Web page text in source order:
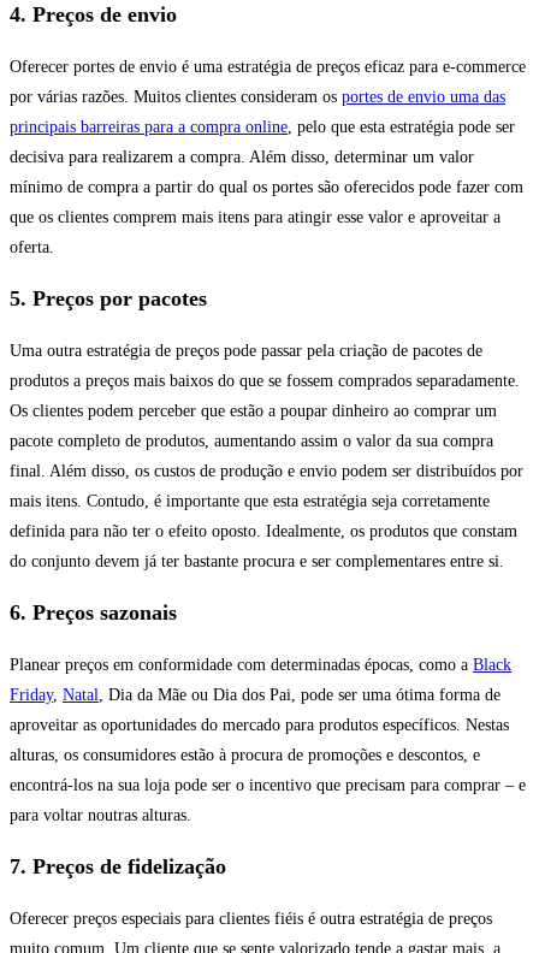
4. Preços de envio
Oferecer portes de envio é uma estratégia de preços eficaz para e-commerce
por várias razões. Muitos clientes consideram os portes de envio uma das
principais barreiras para a compra online , pelo que esta estratégia pode ser
decisiva para realizarem a compra. Além disso, determinar um valor
mínimo de compra a partir do qual os portes são oferecidos pode fazer com
que os clientes comprem mais itens para atingir esse valor e aproveitar a
oferta.
5. Preços por pacotes
Uma outra estratégia de preços pode passar pela criação de pacotes de
produtos a preços mais baixos do que se fossem comprados separadamente.
Os clientes podem perceber que estão a poupar dinheiro ao comprar um
pacote completo de produtos, aumentando assim o valor da sua compra
final. Além disso, os custos de produção e envio podem ser distribuídos por
mais itens. Contudo, é importante que esta estratégia seja corretamente
definida para não ter o efeito oposto. Idealmente, os produtos que constam
do conjunto devem já ter bastante procura e ser complementares entre si.
6. Preços sazonais
Planear preços em conformidade com determinadas épocas, como a Black
Friday, Natal
, Dia da Mãe ou Dia dos Pai, pode ser uma ótima forma de
aproveitar as oportunidades do mercado para produtos específicos. Nestas
alturas, os consumidores estão à procura de promoções e descontos, e
encontrá-los na sua loja pode ser o incentivo que precisam para comprar – e
para voltar noutras alturas.
7. Preços de fidelização
Oferecer preços especiais para clientes fiéis é outra estratégia de preços
muito comum. Um cliente que se sente valorizado tende a gastar mais, a